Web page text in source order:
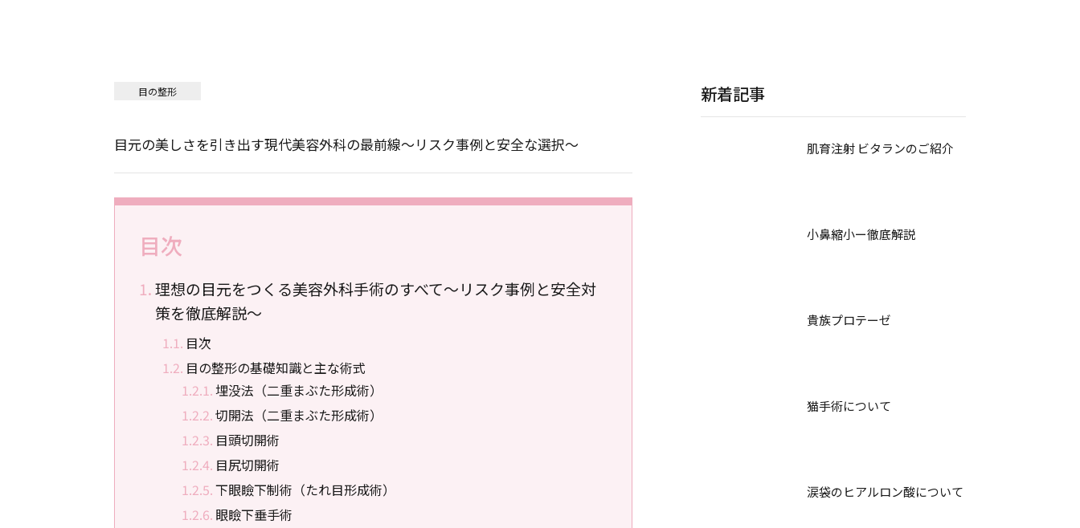
目の整形
目元の美しさを引き出す現代美容外科の最前線～リスク事例と安全な選択～
目次
理想の目元をつくる美容外科手術のすべて～リスク事例と安全対
策を徹底解説～
目次
目の整形の基礎知識と主な術式
埋没法（二重まぶた形成術）
切開法（二重まぶた形成術）
目頭切開術
目尻切開術
下眼瞼下制術（たれ目形成術）
眼瞼下垂手術
新着記事
肌育注射 ビタランのご紹介
小鼻縮小ー徹底解説
貴族プロテーゼ
猫手術について
涙袋のヒアルロン酸について